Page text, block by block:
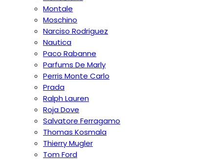
Montale
Moschino
Narciso Rodriguez
Nautica
Paco Rabanne
Parfums De Marly
Perris Monte Carlo
Prada
Ralph Lauren
Roja Dove
Salvatore Ferragamo
Thomas Kosmala
Thierry Mugler
Tom Ford